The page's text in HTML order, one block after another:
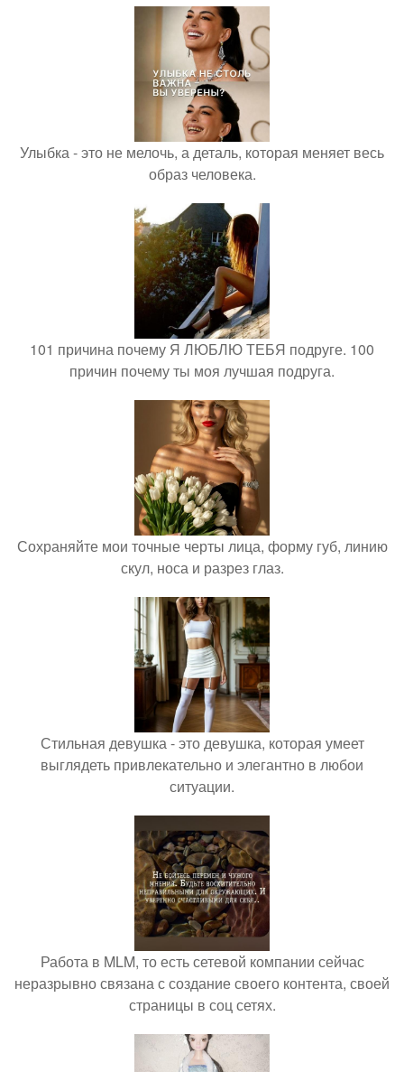
Улыбка - это не мелочь, а деталь, которая меняет весь
образ человека.
101 причина почему Я ЛЮБЛЮ ТЕБЯ подруге. 100
причин почему ты моя лучшая подруга.
Сохраняйте мои точные черты лица, форму губ, линию
скул, носа и разрез глаз.
Стильная девушка - это девушка, которая умеет
выглядеть привлекательно и элегантно в любои
ситуации.
Работа в MLM, то есть сетевой компании сейчас
неразрывно связана с создание своего контента, своей
страницы в соц сетях.